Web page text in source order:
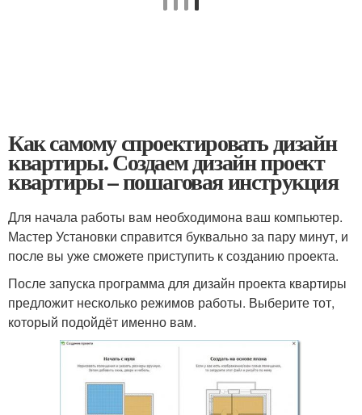
Как самому спроектировать дизайн
квартиры. Создаем дизайн проект
квартиры – пошаговая инструкция
Для начала работы вам необходимона ваш компьютер.
Мастер Установки справится буквально за пару минут, и
после вы уже сможете приступить к созданию проекта.
После запуска программа для дизайн проекта квартиры
предложит несколько режимов работы. Выберите тот,
который подойдёт именно вам.